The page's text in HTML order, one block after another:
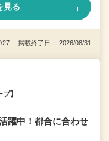
見る
27 掲載終了日： 2026/08/31
】
躍中！都合に合わせ